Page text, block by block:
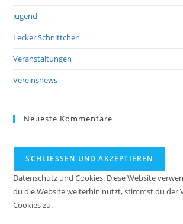
Jugend
Lecker Schnittchen
Veranstaltungen
Vereinsnews
Neueste Kommentare
Datenschutz und Cookies: Diese Website
du die Website weiterhin nutzt, stimmst du der
Cookies zu.